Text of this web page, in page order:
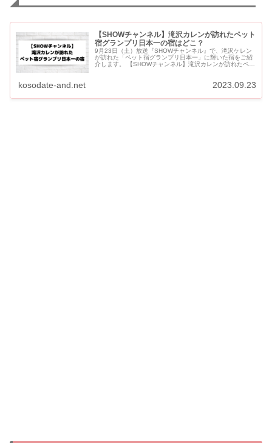
【SHOWチャンネル】滝沢カレンが訪れたペット
宿グランプリ日本一の宿はどこ？
9月23日（土）放送『SHOWチャンネル』で、滝沢ケレン
が訪れた「ペット宿グランプリ日本一」に輝いた宿をご紹
介します。 【SHOWチャンネル】滝沢カレンが訪れたペッ
kosodate-and.net 2023.09.23